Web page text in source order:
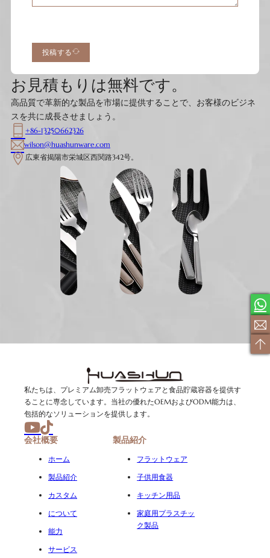
お見積もりは無料です。
高品質で革新的な製品を市場に提供することで、お客様のビジネ
スを共に成長させましょう。
+86-13250662326
wilson@huashunware.com
広東省揭陽市栄城区西関路342号。
投稿する
私たちは、プレミアム卸売フラットウェアと食品貯蔵容器を提供す
ることに専念しています。当社の優れたOEMおよびODM能力は、
包括的なソリューションを提供します。
会社概要
ホーム
製品紹介
カスタム
について
能力
サービス
製品紹介
フラットウェア
子供用食器
キッチン用品
家庭用プラスチッ
ク製品